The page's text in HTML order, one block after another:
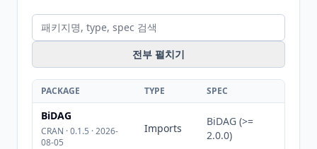
전부 펼치기
PACKAGE TYPE SPEC
BiDAG
CRAN · 0.1.5 · 2026-
08-05
Imports
BiDAG (>=
2.0.0)